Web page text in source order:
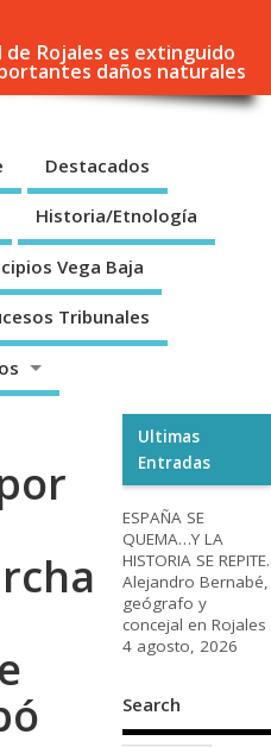
de Rojales es extinguido
daños naturales
Destacados
Historia/Etnología
Vega Baja
Tribunales
Ultimas
Entradas
ESPAÑA SE
QUEMA…Y LA
HISTORIA SE REPITE.
Alejandro Bernabé,
geógrafo y
concejal en Rojales
4 agosto, 2026
Search